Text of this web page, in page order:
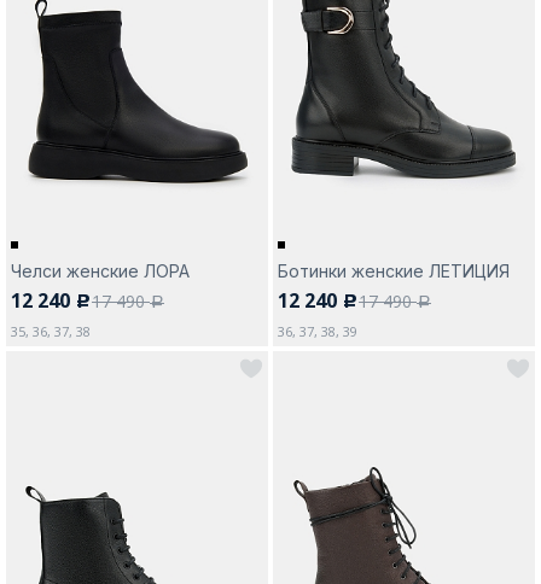
Челси женские ЛОРА
12 240 c17 490a
35, 36, 37, 38
Ботинки женские ЛЕТИЦИЯ
12 240 c17 490a
36, 37, 38, 39